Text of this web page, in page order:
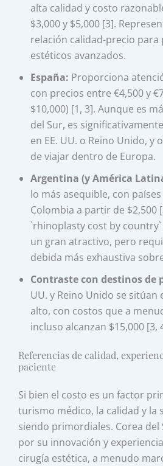
alta calidad y costo
$3,000 y $5,000 [3].
relación calidad-precio
estéticos avanzados.
España: Proporciona
con precios entre €4,500 y
$10,000) [1, 3]. Aunque es
del Sur, es
en EE. UU. o Reino Unido, y
de viajar dentro de Europa.
Argentina (y América
lo más asequible, con
Colombia a partir de $2,500
`rhinoplasty cost by
un gran atractivo, pero
debida más exhaustiva
Contraste con destinos de
UU. y Reino Unido se sitúan
alto, con costos que a
incluso alcanzan $15,000 [3,
Referencias de calidad,
paciente
Si bien el costo es un factor
turismo médico, la calidad y la
siendo primordiales. Corea del
por su innovación y
cirugía estética, a menudo